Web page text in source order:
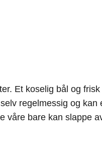
Et koselig bål og
regelmessig og kan
våre bare kan slappe